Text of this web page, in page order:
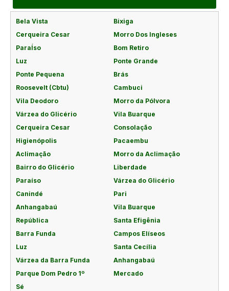
Bela Vista
Bixiga
Cerqueira Cesar
Morro Dos Ingleses
ParaÍso
Bom Retiro
Luz
Ponte Grande
Ponte Pequena
Brás
Roosevelt (Cbtu)
Cambuci
Vila Deodoro
Morro da Pólvora
Várzea do Glicério
Vila Buarque
Cerqueira Cesar
Consolação
Higienópolis
Pacaembu
Aclimação
Morro da Aclimação
Bairro do Glicério
Liberdade
Paraíso
Várzea do Glicério
Canindé
Pari
Anhangabaú
Vila Buarque
República
Santa Efigênia
Barra Funda
Campos Elíseos
Luz
Santa Cecília
Várzea da Barra Funda
Anhangabaú
Parque Dom Pedro 1º
Mercado
Sé